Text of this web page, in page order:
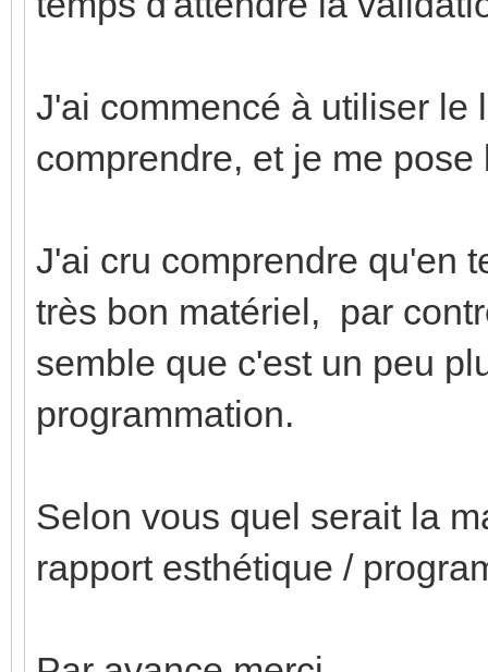
J'ai commencé à utiliser le
comprendre, et je me
J'ai cru comprendre qu'en
très bon matériel, par
semble que c'est un peu
programmation.
Selon vous quel serait la
rapport esthétique /